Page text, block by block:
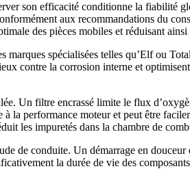
son efficacité conditionne la fiabilité
aux recommandations du
des pièces mobiles et réduisant
spécialisées telles qu’Elf ou
contre la corrosion interne et
Un filtre encrassé limite le flux
la performance moteur et peut être
les impuretés dans la chambre de
de conduite. Un démarrage en
la durée de vie des